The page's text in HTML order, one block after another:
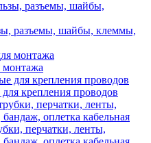
разъемы, шайбы, клеммы,
монтажа
крепления проводов
перчатки, ленты,